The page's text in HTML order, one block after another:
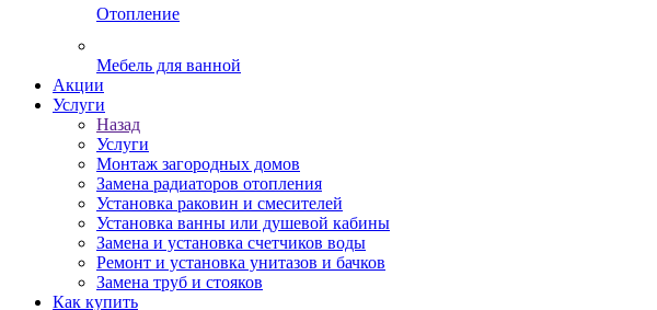
Отопление
Мебель для ванной
Акции
Услуги
Назад
Услуги
Монтаж загородных домов
Замена радиаторов отопления
Установка раковин и смесителей
Установка ванны или душевой кабины
Замена и установка счетчиков воды
Ремонт и установка унитазов и бачков
Замена труб и стояков
Как купить